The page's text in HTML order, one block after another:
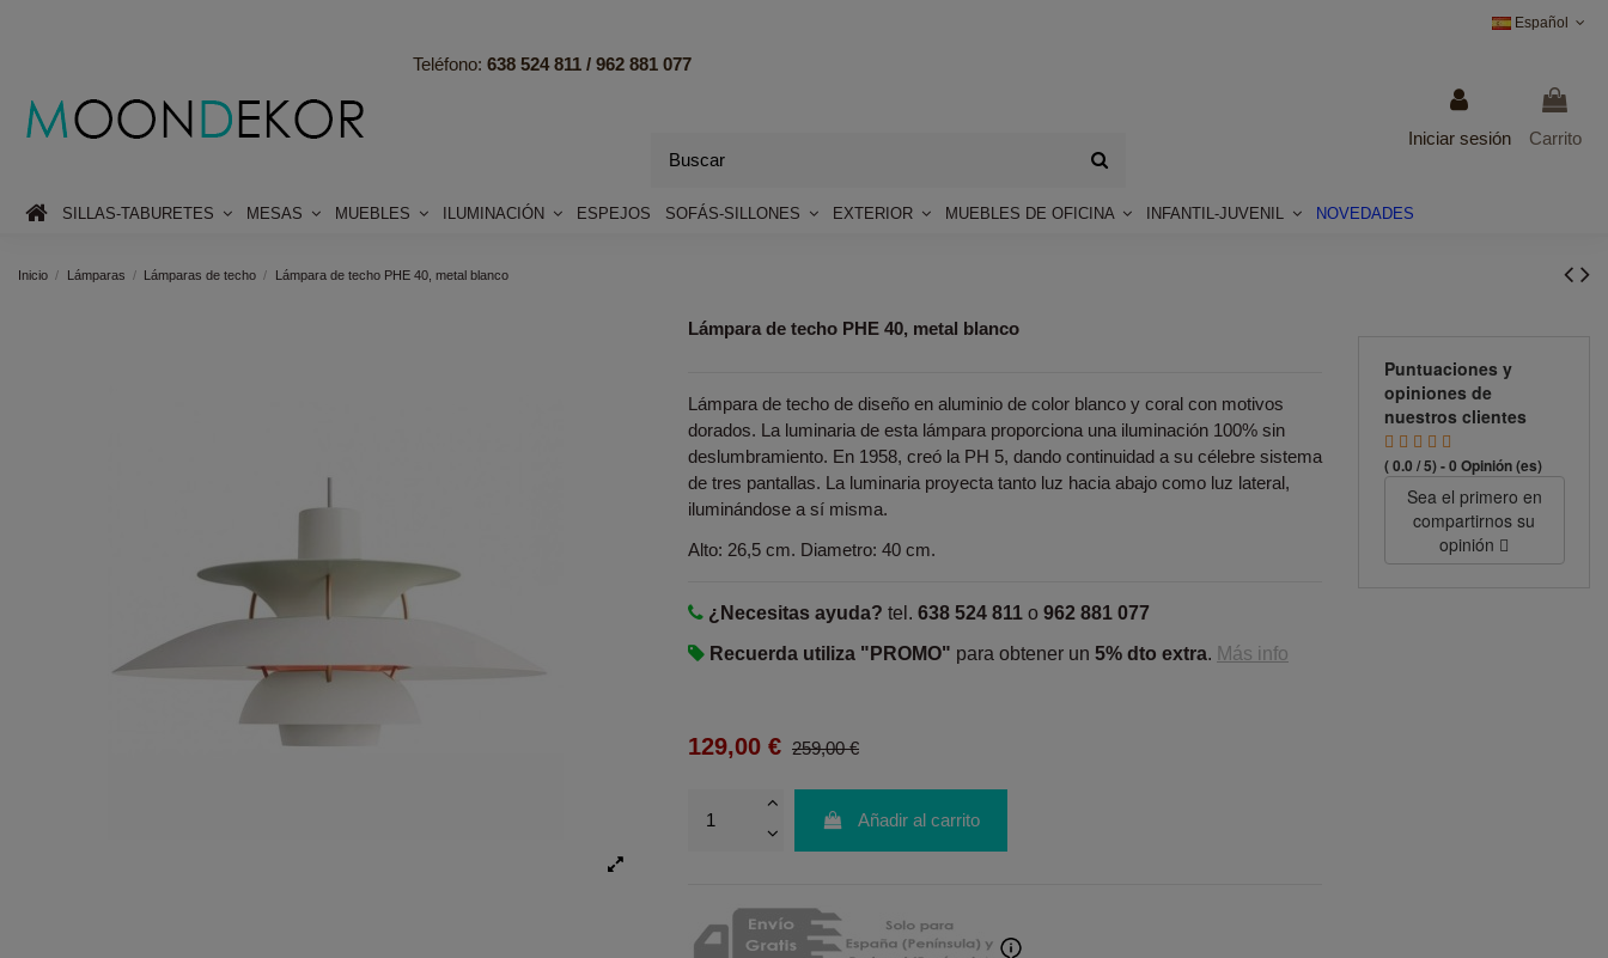
Español
Teléfono: 638 524 811 / 962 881 077
Iniciar sesión Carrito
SILLAS-TABURETES MESAS MUEBLES ILUMINACIÓN ESPEJOS SOFÁS-SILLONES EXTERIOR MUEBLES DE OFICINA INFANTIL-JUVENIL NOVEDADES
Inicio Lámparas Lámparas de techo Lámpara de techo PHE 40, metal blanco
Lámpara de techo PHE 40, metal blanco
Lámpara de techo de diseño en aluminio de color blanco y coral con motivos
dorados. La luminaria de esta lámpara proporciona una iluminación 100% sin
deslumbramiento. En 1958, creó la PH 5, dando continuidad a su célebre sistema
de tres pantallas. La luminaria proyecta tanto luz hacia abajo como luz lateral,
iluminándose a sí misma.
Alto: 26,5 cm. Diametro: 40 cm.
¿Necesitas ayuda? tel. 638 524 811 o 962 881 077
Recuerda utiliza "PROMO" para obtener un 5% dto extra. Más info
129,00 € 259,00 €
Añadir al carrito
Puntuaciones y
opiniones de
nuestros clientes
( 0.0 / 5) - 0 Opinión (es)
Sea el primero en
compartirnos su
opinión